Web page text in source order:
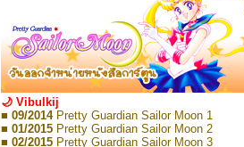
🌙 Vibulkij
■ 09/2014 Pretty Guardian Sailor Moon 1
■ 01/2015 Pretty Guardian Sailor Moon 2
■ 02/2015 Pretty Guardian Sailor Moon 3